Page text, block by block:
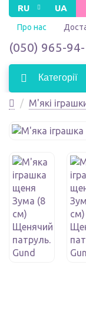
RU UA
Про нас
(050) 965-
Категорії
М'які